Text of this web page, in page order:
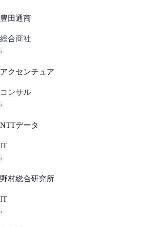
豊田通商
総合商社
›
アクセンチュア
コンサル
›
NTTデータ
IT
›
野村総合研究所
IT
›